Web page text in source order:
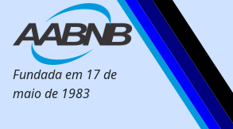
Fundada em 17 de
maio de 1983